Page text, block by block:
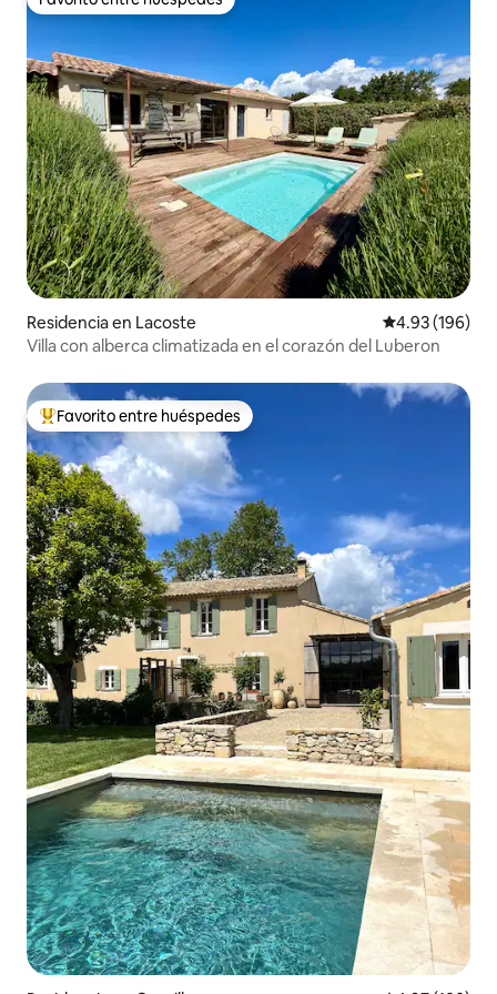
Favorito entre huéspedes
Residencia en Lacoste Calificación
4.93 (196)
Villa con alberca climatizada en el corazón del Luberon
De los mejores en Favorito entre huéspedes
Favorito entre huéspedes